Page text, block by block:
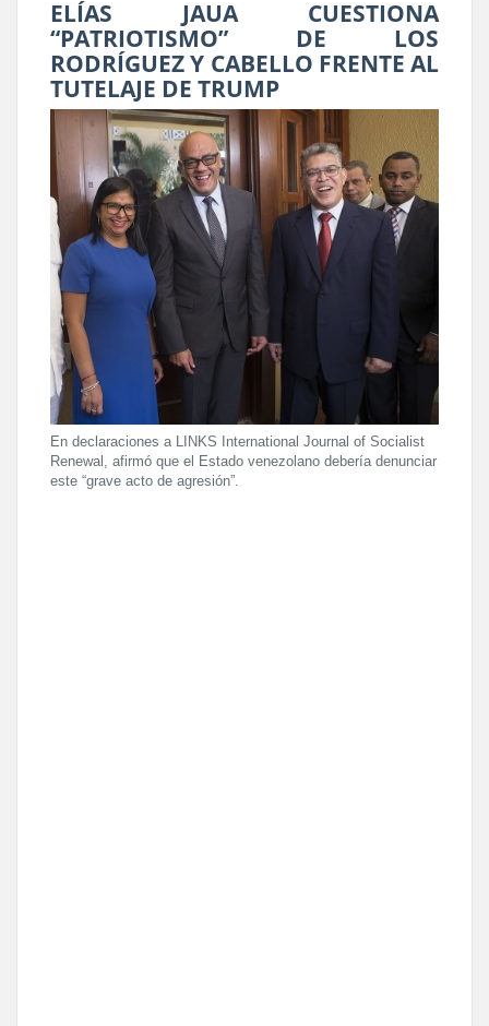
ELÍAS JAUA CUESTIONA
“PATRIOTISMO” DE LOS
RODRÍGUEZ Y CABELLO FRENTE AL
TUTELAJE DE TRUMP
En declaraciones a LINKS International Journal of Socialist
Renewal, afirmó que el Estado venezolano debería denunciar
este “grave acto de agresión”.